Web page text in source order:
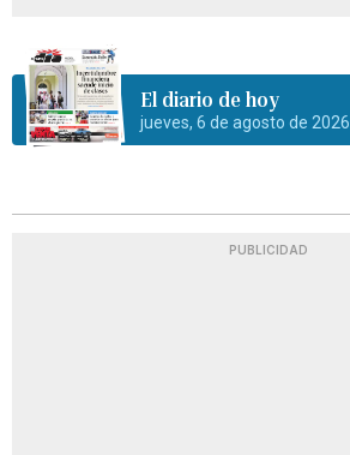
El diario de hoy
jueves, 6 de agosto de 2026
PUBLICIDAD